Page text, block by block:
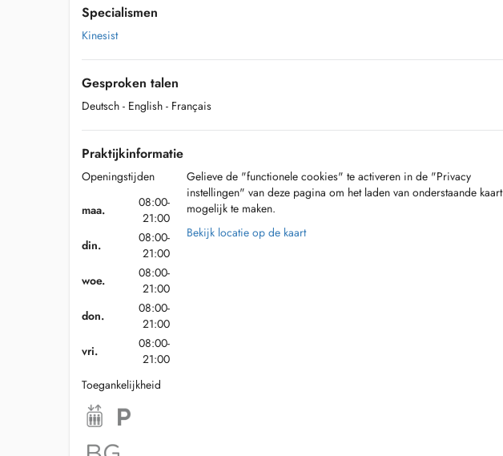
Specialismen
Kinesist
Gesproken talen
Deutsch - English - Français
Praktijkinformatie
Openingstijden
maa.
08:00-
21:00
din.
08:00-
21:00
woe.
08:00-
21:00
don.
08:00-
21:00
vri.
08:00-
21:00
Toegankelijkheid
Gelieve de "functionele cookies" te activeren in de "Privacy
instellingen" van deze pagina om het laden van onderstaande kaart
mogelijk te maken.
Bekijk locatie op de kaart